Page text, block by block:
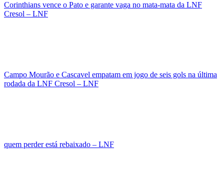
Corinthians vence o Pato e garante vaga no mata-mata da LNF
Cresol – LNF
Campo Mourão e Cascavel empatam em jogo de seis gols na última
rodada da LNF Cresol – LNF
quem perder está rebaixado – LNF